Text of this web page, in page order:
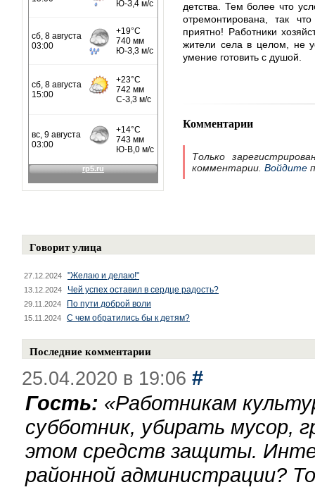
детства. Тем более что
отремонтирована, так
приятно! Работники
жители села в целом, не
умение готовить с душой.
Комментарии
Только
комментарии. Войдите
Говорит улица
27.12.2024 "Желаю и делаю!"
13.12.2024 Чей успех оставил в сердце радость?
29.11.2024 По пути доброй воли
15.11.2024 С чем обратились бы к детям?
Последние комментарии
25.04.2020 в 19:06 #
Гость: «Работникам
субботник, убирать мусор,
этом средств защиты.
районной администрации?